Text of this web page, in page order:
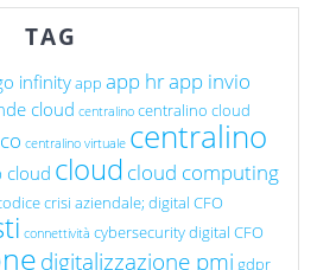
TAG
infinityapp app hrapp invio
cloud centralino centralino cloud
centralino virtuale centralino
cloud cloud cloud computing
crisi aziendale; digital CFO
connettività cybersecuritydigital CFO
digitalizzazione pmi gdpr